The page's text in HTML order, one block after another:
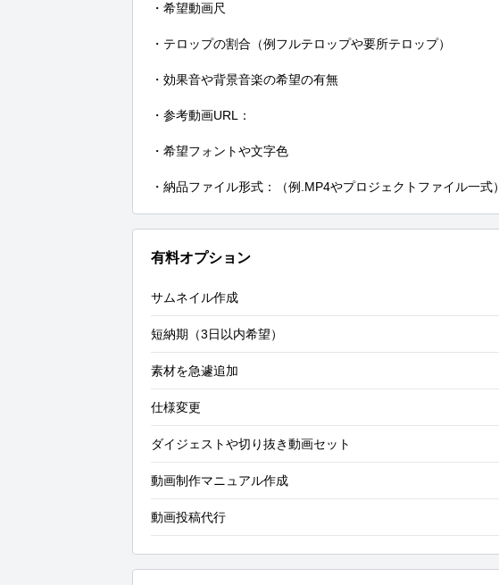
・希望動画尺
・テロップの割合（例フルテロップや要所テロップ）
・効果音や背景音楽の希望の有無
・参考動画URL：
・希望フォントや文字色
・納品ファイル形式：（例.MP4やプロジェクトファイル一式）
有料オプション
サムネイル作成
短納期（3日以内希望）
素材を急遽追加
仕様変更
ダイジェストや切り抜き動画セット
動画制作マニュアル作成
動画投稿代行